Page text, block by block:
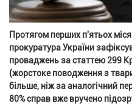
Протягом перших п'ятьох
прокуратура України
проваджень за статтею 299
(жорстоке поводження з
більше, ніж за аналогічний
80% справ вже вручено